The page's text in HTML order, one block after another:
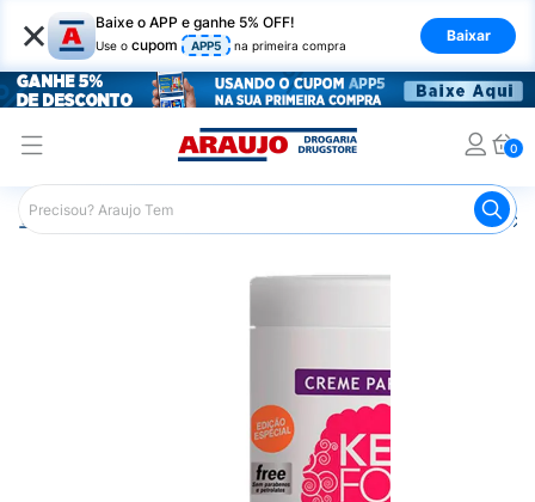
× Baixe o APP e ganhe 5% OFF!
Use o cupom APP5 na primeira compra
Baixar
0
Araujo Cabelo Creme para Pentear